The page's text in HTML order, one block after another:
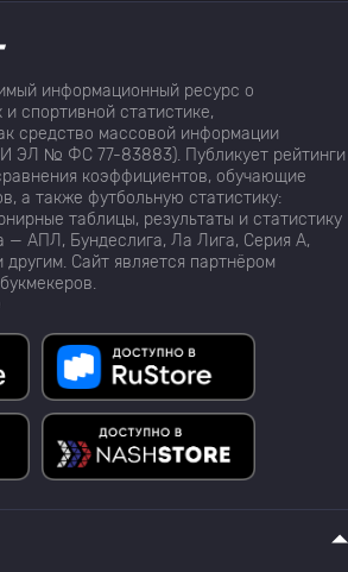
информационный ресурс о
и спортивной статистике,
средство массовой информации
ЭЛ № ФС 77-83883). Публикует рейтинги
коэффициентов, обучающие
а также футбольную статистику:
таблицы, результаты и статистику
— АПЛ, Бундеслига, Ла Лига, Серия А,
Сайт является партнёром